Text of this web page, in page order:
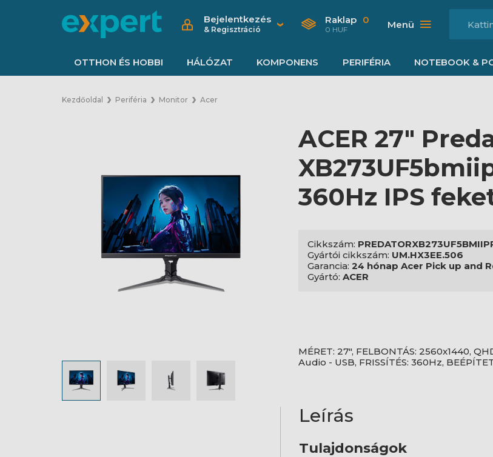
Bejelentkezés
& Regisztráció
Raklap 0
0 HUF Menü
OTTHON ÉS HOBBI HÁLÓZAT KOMPONENS PERIFÉRIA NOTEBOOK &
Kezdőoldal Periféria Monitor Acer
ACER 27"
360Hz IPS
Cikkszám:
Gyártói cikkszám: UM.HX3EE.506
Garancia: 24 hónap Acer Pick up and
Gyártó: ACER
MÉRET: 27", FELBONTÁS: 2560x1440,
Audio - USB, FRISSÍTÉS: 360Hz,
Leírás
Tulajdonságok